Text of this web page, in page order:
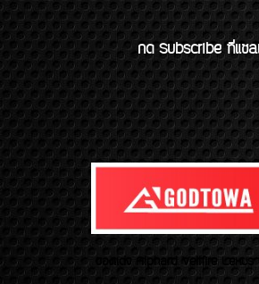
กด Subscribe ที่แช
ของเเต่ง Alphard Vellfire